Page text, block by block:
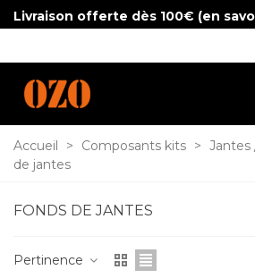
Livraison offerte dès 100€ (en
Accueil > Composants kits > Jantes
de jantes
FONDS DE JANTES
Pertinence